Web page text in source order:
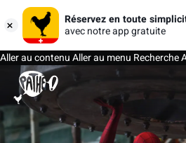
Réservez en toute
avec notre app gratuite
Aller au contenuAller au menu Recherche